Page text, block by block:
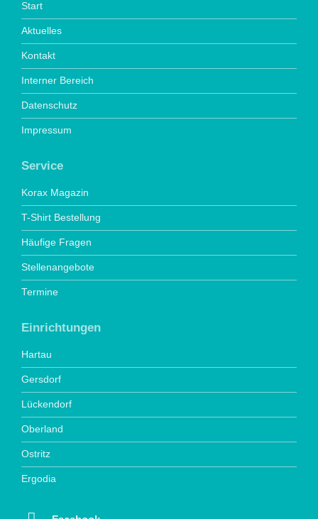
Start
Aktuelles
Kontakt
Interner Bereich
Datenschutz
Impressum
Service
Korax Magazin
T-Shirt Bestellung
Häufige Fragen
Stellenangebote
Termine
Einrichtungen
Hartau
Gersdorf
Lückendorf
Oberland
Ostritz
Ergodia